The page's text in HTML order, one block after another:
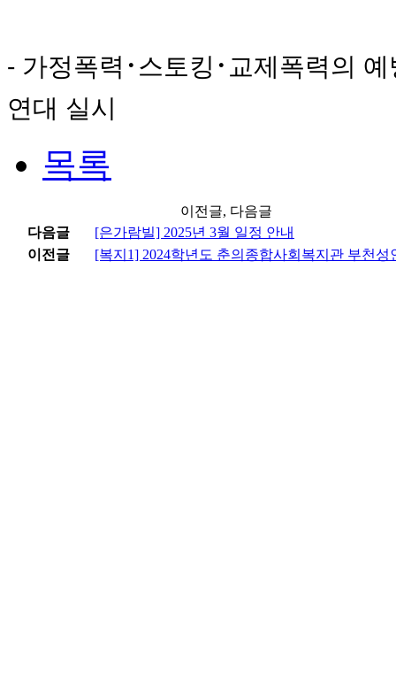
- 가정폭력･스토킹･교제폭력의
연대 실시
목록
이전글, 다음글
다음글
[은가람빌] 2025년 3월 일정 안내
이전글
[복지1] 2024학년도 춘의종합사회복지관 부천성